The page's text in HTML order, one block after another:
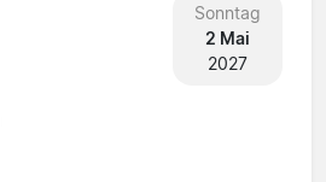
Sonntag
2 Mai
2027